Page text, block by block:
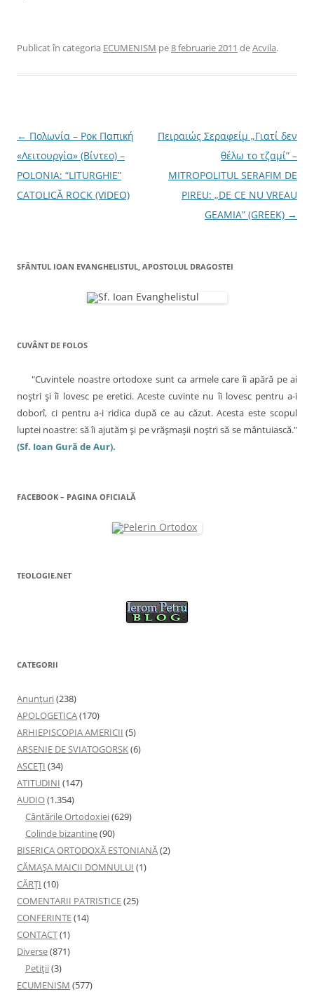
Publicat în categoria ECUMENISM pe8 februarie 2011 deAcvila.
N
a
v
i
e
r
i
c
o
l
← Πολωνία – Ροκ Παπική
«Λειτουργία» (Βίντεο) –
POLONIA: “LITURGHIE”
CATOLICĂ ROCK (VIDEO)
Πειραιώς Σεραφείμ „Γιατί δεν
θέλω το τζαμί” –
MITROPOLITUL SERAFIM DE
PIREU: „DE CE NU VREAU
GEAMIA” (GREEK) →
SFÂNTUL IOAN EVANGHELISTUL, APOSTOLUL DRAGOSTEI
CUVÂNT DE FOLOS
"Cuvintele noastre ortodoxe sunt ca armele care îi apără pe ai
noştri şi îi lovesc pe eretici. Aceste cuvinte nu îi lovesc pentru a-i
doborî, ci pentru a-i ridica după ce au căzut. Acesta este scopul
luptei noastre: să îi ajutăm şi pe vrăşmaşii noştri să se mântuiască."
(Sf. Ioan Gură de Aur).
FACEBOOK – PAGINA OFICIALĂ
TEOLOGIE.NET
CATEGORII
Anunţuri(238)
APOLOGETICA(170)
ARHIEPISCOPIA AMERICII (5)
ARSENIE DE SVIATOGORSK(6)
ASCEȚI (34)
ATITUDINI (147)
AUDIO(1.354)
Cântările Ortodoxiei(629)
Colinde bizantine(90)
BISERICA ORTODOXĂ ESTONIANĂ(2)
CĂMAȘA MAICII DOMNULUI (1)
CĂRȚI (10)
COMENTARII PATRISTICE(25)
CONFERINTE(14)
CONTACT(1)
Diverse(871)
Petiţii(3)
ECUMENISM (577)